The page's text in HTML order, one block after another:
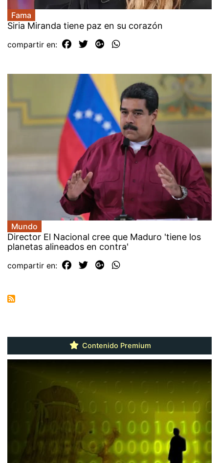
Fama
Siria Miranda tiene paz en su corazón
compartir en:
Mundo
Director El Nacional cree que Maduro 'tiene los
planetas alineados en contra'
compartir en:
Contenido Premium